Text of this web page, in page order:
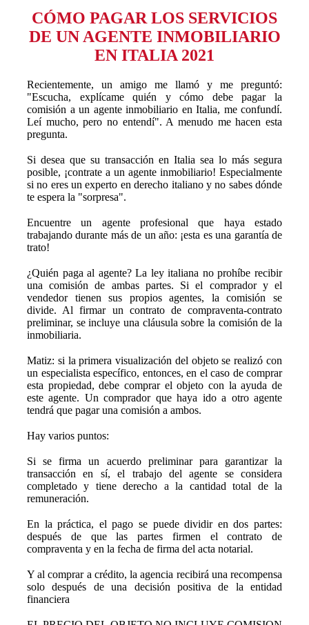
CÓMO PAGAR LOS SERVICIOS
DE UN AGENTE INMOBILIARIO
EN ITALIA 2021
Recientemente, un amigo me llamó y me preguntó:
"Escucha, explícame quién y cómo debe pagar la
comisión a un agente inmobiliario en Italia, me confundí.
Leí mucho, pero no entendí". A menudo me hacen esta
pregunta.
Si desea que su transacción en Italia sea lo más segura
posible, ¡contrate a un agente inmobiliario! Especialmente
si no eres un experto en derecho italiano y no sabes dónde
te espera la "sorpresa".
Encuentre un agente profesional que haya estado
trabajando durante más de un año: ¡esta es una garantía de
trato!
¿Quién paga al agente? La ley italiana no prohíbe recibir
una comisión de ambas partes. Si el comprador y el
vendedor tienen sus propios agentes, la comisión se
divide. Al firmar un contrato de compraventa-contrato
preliminar, se incluye una cláusula sobre la comisión de la
inmobiliaria.
Matiz: si la primera visualización del objeto se realizó con
un especialista específico, entonces, en el caso de comprar
esta propiedad, debe comprar el objeto con la ayuda de
este agente. Un comprador que haya ido a otro agente
tendrá que pagar una comisión a ambos.
Hay varios puntos:
Si se firma un acuerdo preliminar para garantizar la
transacción en sí, el trabajo del agente se considera
completado y tiene derecho a la cantidad total de la
remuneración.
En la práctica, el pago se puede dividir en dos partes:
después de que las partes firmen el contrato de
compraventa y en la fecha de firma del acta notarial.
Y al comprar a crédito, la agencia recibirá una recompensa
solo después de una decisión positiva de la entidad
financiera